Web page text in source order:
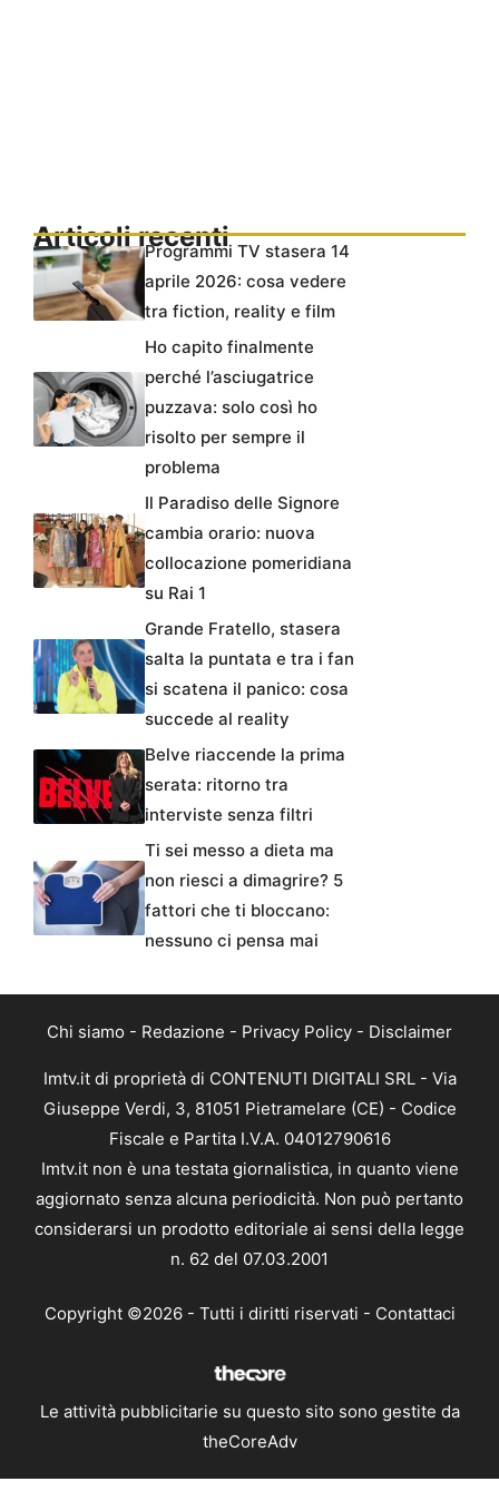
Articoli recentiProgrammi TV stasera 14
aprile 2026: cosa vedere
tra fiction, reality e film
Ho capito finalmente
perché l’asciugatrice
puzzava: solo così ho
risolto per sempre il
problema
Il Paradiso delle Signore
cambia orario: nuova
collocazione pomeridiana
su Rai 1
Grande Fratello, stasera
salta la puntata e tra i fan
si scatena il panico: cosa
succede al reality
Belve riaccende la prima
serata: ritorno tra
interviste senza filtri
Ti sei messo a dieta ma
non riesci a dimagrire? 5
fattori che ti bloccano:
nessuno ci pensa mai
Chi siamo - Redazione - Privacy Policy - Disclaimer
Imtv.it di proprietà di CONTENUTI DIGITALI SRL - Via
Giuseppe Verdi, 3, 81051 Pietramelare (CE) - Codice
Fiscale e Partita I.V.A. 04012790616
Imtv.it non è una testata giornalistica, in quanto viene
aggiornato senza alcuna periodicità. Non può pertanto
considerarsi un prodotto editoriale ai sensi della legge
n. 62 del 07.03.2001
Copyright ©2026 - Tutti i diritti riservati - Contattaci
Le attività pubblicitarie su questo sito sono gestite da
theCoreAdv